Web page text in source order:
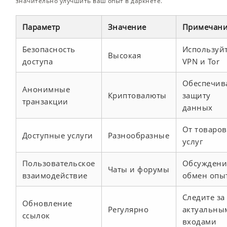
Параметр Значение
Безопасность
доступа
Высокая
VPN и Tor
Анонимные
транзакции
Криптовалюты
защиту
данных
Доступные услуги Разнообразные
От
услуг
Пользовательское
взаимодействие
Чаты и форумы
обмен
Обновление
ссылок
Регулярно
Следите за
входами